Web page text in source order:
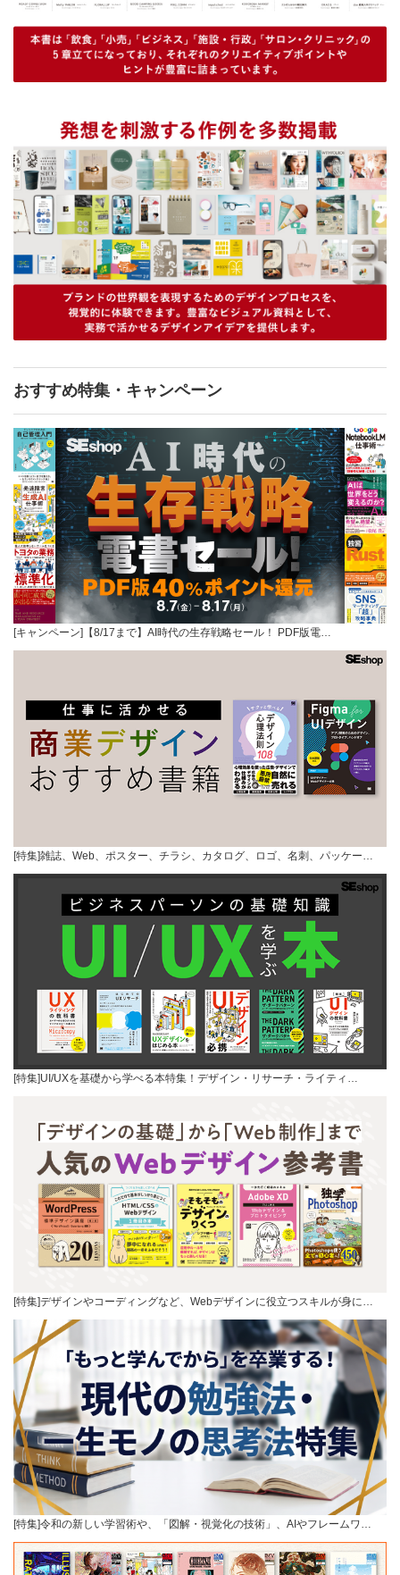
おすすめ特集・キャンペーン
[キャンペーン]【8/17まで】AI時代の生存戦略セール！ PDF版電…
[特集]雑誌、Web、ポスター、チラシ、カタログ、ロゴ、名刺、パッケー…
[特集]UI/UXを基礎から学べる本特集！デザイン・リサーチ・ライティ…
[特集]デザインやコーディングなど、Webデザインに役立つスキルが身に…
[特集]令和の新しい学習術や、「図解・視覚化の技術」、AIやフレームワ…